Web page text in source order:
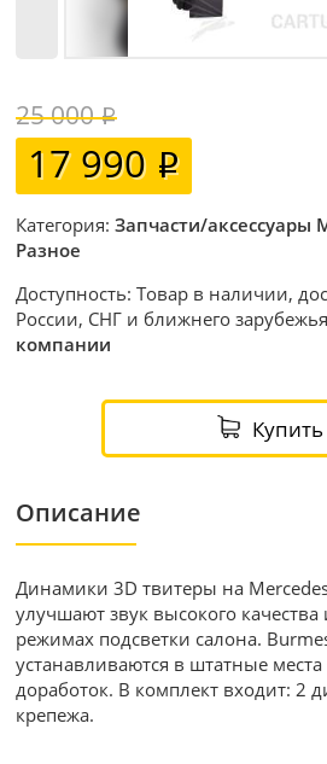
25 000
17 990
Категория:Запчасти/аксессуары
Разное
Доступность: Товар в наличии,
России, СНГ и ближнего
компании
Купить
Описание
Динамики 3D твитеры на
улучшают звук высокого качества
режимах подсветки салона.
устанавливаются в штатные
доработок. В комплект входит: 2
крепежа.